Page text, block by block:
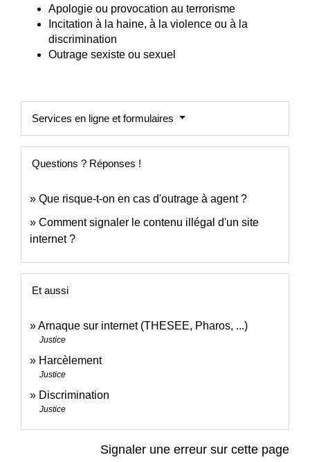
Apologie ou provocation au terrorisme
Incitation à la haine, à la violence ou à la
discrimination
Outrage sexiste ou sexuel
Services en ligne et formulaires
Questions ? Réponses !
Que risque-t-on en cas d'outrage à agent ?
Comment signaler le contenu illégal d'un site
internet ?
Et aussi
Arnaque sur internet (THESEE, Pharos, ...)
Justice
Harcèlement
Justice
Discrimination
Justice
Signaler une erreur sur cette page